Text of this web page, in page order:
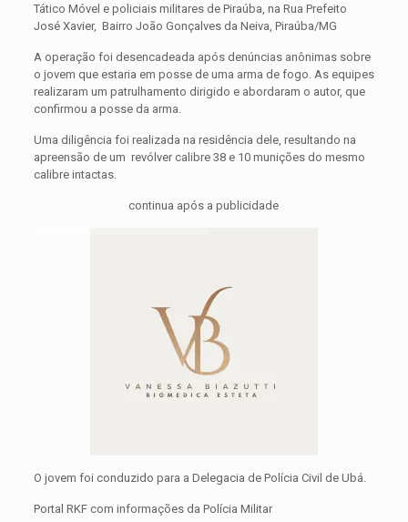
Tático Móvel e policiais militares de Piraúba, na Rua Prefeito
José Xavier, Bairro João Gonçalves da Neiva, Piraúba/MG
A operação foi desencadeada após denúncias anônimas sobre
o jovem que estaria em posse de uma arma de fogo. As equipes
realizaram um patrulhamento dirigido e abordaram o autor, que
confirmou a posse da arma.
Uma diligência foi realizada na residência dele, resultando na
apreensão de um revólver calibre 38 e 10 munições do mesmo
calibre intactas.
continua após a publicidade
O jovem foi conduzido para a Delegacia de Polícia Civil de Ubá.
Portal RKF com informações da Polícia Militar